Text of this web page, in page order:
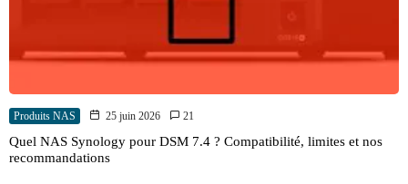
Produits NAS 25 juin 2026 21
Quel NAS Synology pour DSM 7.4 ? Compatibilité, limites et nos
recommandations